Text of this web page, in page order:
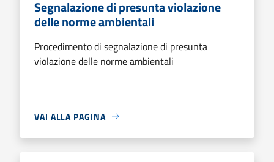
Segnalazione di presunta violazione
delle norme ambientali
Procedimento di segnalazione di presunta
violazione delle norme ambientali
VAI ALLA PAGINA